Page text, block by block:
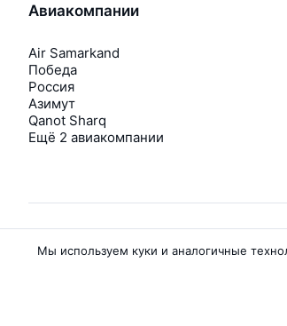
Авиакомпании
Air Samarkand
Победа
Россия
Азимут
Qanot Sharq
Ещё 2 авиакомпании
Мы используем куки и аналогичные